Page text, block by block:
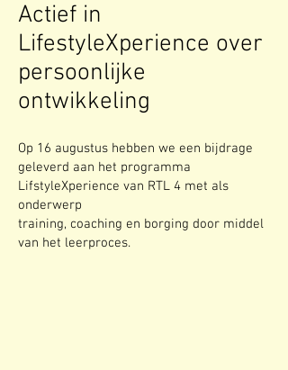
Actief in
LifestyleXperience over
persoonlijke
ontwikkeling
Op 16 augustus hebben we een bijdrage
geleverd aan het programma
LifstyleXperience van RTL 4 met als
onderwerp
training, coaching en borging door middel
van het leerproces.